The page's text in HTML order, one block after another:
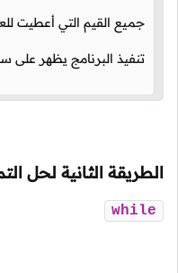
جميع القيم التي أعطيت
تنفيذ البرنامج يظهر على
الطريقة الثانية لحل
while